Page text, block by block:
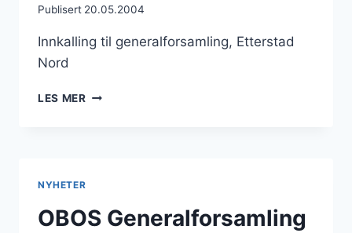
Publisert 20.05.2004
Innkalling til generalforsamling, Etterstad
Nord
LES MERINNKALLING
NYHETER
OBOS Generalforsamling